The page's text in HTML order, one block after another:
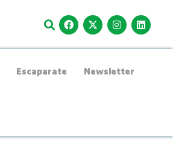
Escaparate Newsletter